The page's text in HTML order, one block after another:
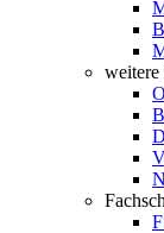
weitere